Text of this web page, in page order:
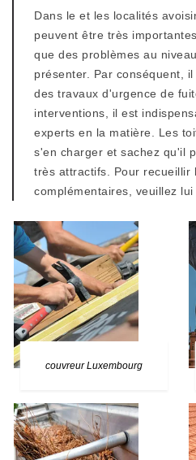
Dans le et les localités
peuvent être très
que des problèmes au
présenter. Par conséquent,
des travaux d'urgence de
interventions, il est
experts en la matière. Les
s'en charger et sachez qu'il
très attractifs. Pour recueillir
complémentaires, veuillez
couvreur Luxembourg